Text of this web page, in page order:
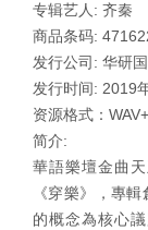
专辑艺人: 齐秦
商品条码:
发行公司: 华研
发行时间: 2019
资源格式：
简介:
華語樂壇金曲
《穿樂》，專
的概念為核心